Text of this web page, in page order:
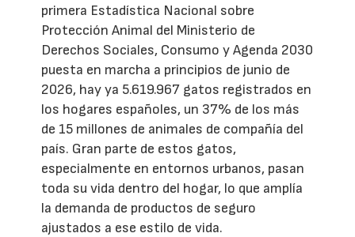
primera Estadística Nacional sobre
Protección Animal del Ministerio de
Derechos Sociales, Consumo y Agenda 2030
puesta en marcha a principios de junio de
2026, hay ya 5.619.967 gatos registrados en
los hogares españoles, un 37% de los más
de 15 millones de animales de compañía del
país. Gran parte de estos gatos,
especialmente en entornos urbanos, pasan
toda su vida dentro del hogar, lo que amplía
la demanda de productos de seguro
ajustados a ese estilo de vida.